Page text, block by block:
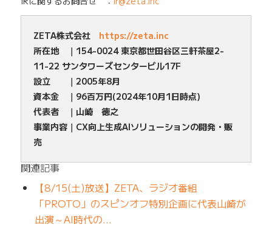
ZETA株式会社 https://zeta.inc
所在地 ｜154-0024 東京都世田谷区三軒茶屋2-
11-22 サンタワーズセンタービル17F
設立 ｜2005年8月
資本金 ｜96百万円(2024年10月1日時点)
代表者 ｜山崎 徳之
事業内容｜CX向上生成AIソリューションの開発・販
売
関連記事
【8/15(土)放送】ZETA、ラジオ番組
「PROTO」のスピンオフ特別企画に代表山崎が
出演～AI時代の…